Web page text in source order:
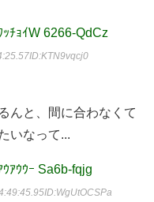
ﾁｮｲW 6266-QdCz
ID:KTN9vqcj0
んと、間に合わなくて
いなって...
ｱｳｳｰ Sa6b-fqjg
ID:WgUtOCSPa